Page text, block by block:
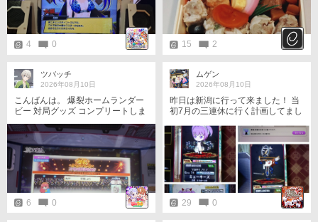
4 0 15 2
ツバッチ
2026年08月10日
こんばんは。 爆裂ホームランダー
ビー 対局グッズ コンプリートしま
6 0
ムゲン
2026年08月10日
昨日は新潟に行って来ました！ 当
初7月の三連休に行く計画してまし
回の休み期間に決行 新潟駅でヒジ
リさんのお車での移動で沢山の気
になる店舗を拝見出来ました、誠
に有難う御座いましたm(_ _)m 1：
今回の目当てであるラウンドワン
新潟店でG-14イヨのプラチナトロ
フィー🏆️獲得、頭文字Dもみじラ
イン上り９位に私のサブカがラン
29 0